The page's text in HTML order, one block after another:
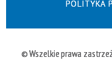
POLITYKA
© Wszelkie prawa